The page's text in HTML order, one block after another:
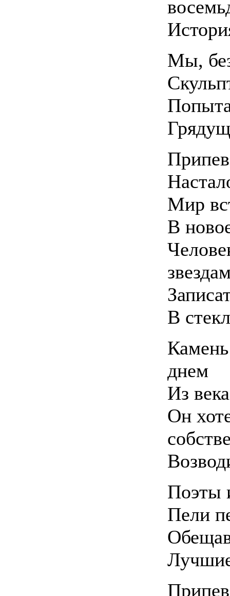
Мы,
Мир
В
В
днем
Из
Он
Поэты
Пели